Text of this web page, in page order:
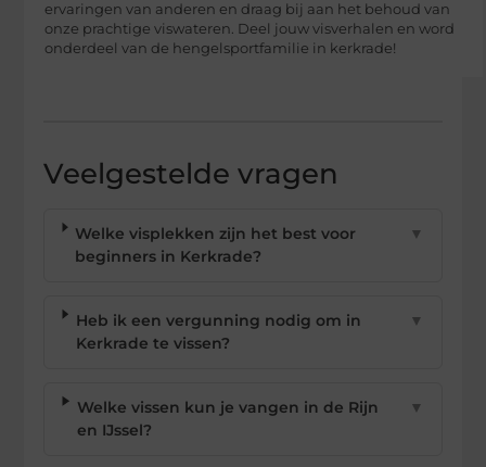
ervaringen van anderen en draag bij aan het behoud van
onze prachtige viswateren. Deel jouw visverhalen en word
onderdeel van de hengelsportfamilie in kerkrade!
Veelgestelde vragen
Welke visplekken zijn het best voor
beginners in Kerkrade?
▼
Heb ik een vergunning nodig om in
Kerkrade te vissen?
▼
Welke vissen kun je vangen in de Rijn
en IJssel?
▼